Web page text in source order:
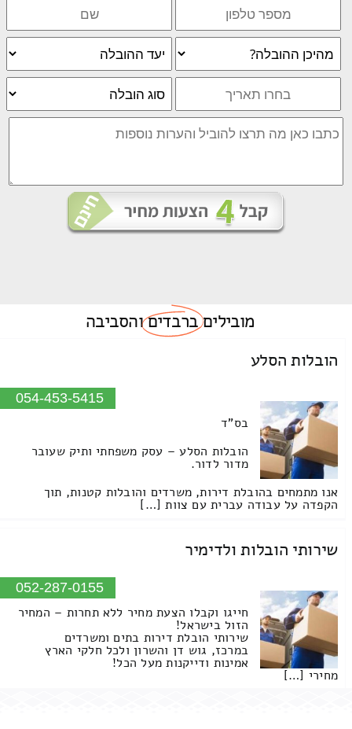
מוביליםברבדיםוהסביבה
הובלות הסלע
054-453-5415
בס"ד
הובלות הסלע – עסק משפחתי ותיק שעובר
מדור לדור.
אנו מתמחים בהובלת דירות, משרדים והובלות קטנות, תוך
הקפדה על עבודה עברית עם צוות […]
שירותי הובלות ולדימיר
052-287-0155
חייגו וקבלו הצעת מחיר ללא תחרות – המחיר
הזול בישראל!
שירותי הובלת דירות בתים ומשרדים
במרכז, גוש דן והשרון ולכל חלקי הארץ
אמינות ודייקנות מעל הכל!
מחירי […]